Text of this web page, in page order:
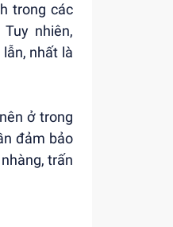
trong các
nhiên,
nhất là
ở trong
đảm bảo
trấn